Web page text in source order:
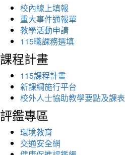
校內線上填報
重大事件通報單
教學活動申請
115職課務選填
課程計畫
115課程計畫
新課綱施行平台
校外人士協助教學要點及課表
評鑑專區
環境教育
交通安全網